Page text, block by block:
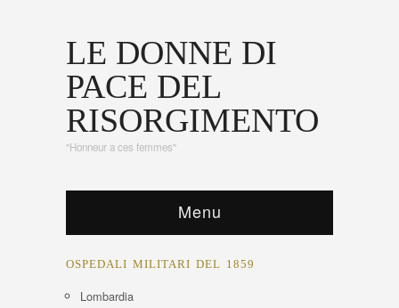
LE DONNE DI
PACE DEL
RISORGIMENTO
"Honneur a ces femmes"
Menu
OSPEDALI MILITARI DEL 1859
Lombardia